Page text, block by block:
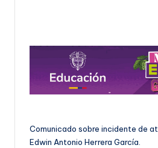
Comunicado sobre incidente de
Edwin Antonio Herrera García.